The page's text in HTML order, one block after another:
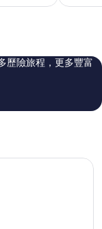
旅
場
卓
評
價
歷險旅程，更多豐富